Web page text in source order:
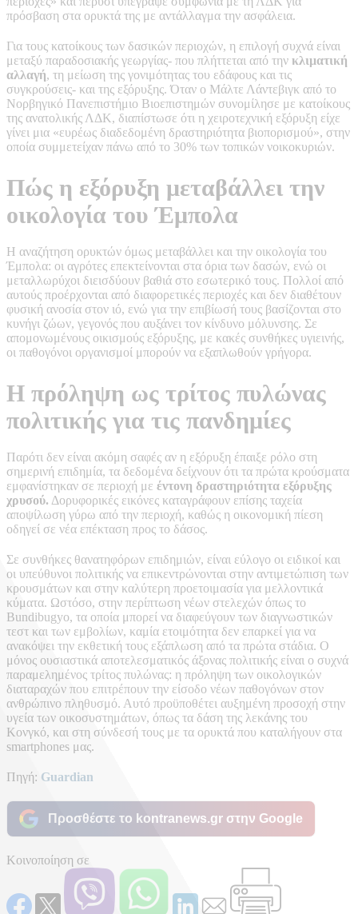
πρόσβαση στα ορυκτά της με αντάλλαγμα την ασφάλεια.
Για τους κατοίκους των δασικών περιοχών, η επιλογή συχνά είναι
μεταξύ παραδοσιακής γεωργίας- που πλήττεται από την κλιματική
αλλαγή, τη μείωση της γονιμότητας του εδάφους και τις
συγκρούσεις- και της εξόρυξης. Όταν ο Μάλτε Λάντεβιγκ από το
Νορβηγικό Πανεπιστήμιο Βιοεπιστημών συνομίλησε με κατοίκους
της ανατολικής ΛΔΚ, διαπίστωσε ότι η χειροτεχνική εξόρυξη είχε
γίνει μια «ευρέως διαδεδομένη δραστηριότητα βιοπορισμού», στην
οποία συμμετείχαν πάνω από το 30% των τοπικών νοικοκυριών.
Πώς η εξόρυξη μεταβάλλει την
οικολογία του Έμπολα
Η αναζήτηση ορυκτών όμως μεταβάλλει και την οικολογία του
Έμπολα: οι αγρότες επεκτείνονται στα όρια των δασών, ενώ οι
μεταλλωρύχοι διεισδύουν βαθιά στο εσωτερικό τους. Πολλοί από
αυτούς προέρχονται από διαφορετικές περιοχές και δεν διαθέτουν
φυσική ανοσία στον ιό, ενώ για την επιβίωσή τους βασίζονται στο
κυνήγι ζώων, γεγονός που αυξάνει τον κίνδυνο μόλυνσης. Σε
απομονωμένους οικισμούς εξόρυξης, με κακές συνθήκες υγιεινής,
οι παθογόνοι οργανισμοί μπορούν να εξαπλωθούν γρήγορα.
Η πρόληψη ως τρίτος πυλώνας
πολιτικής για τις πανδημίες
Παρότι δεν είναι ακόμη σαφές αν η εξόρυξη έπαιξε ρόλο στη
σημερινή επιδημία, τα δεδομένα δείχνουν ότι τα πρώτα κρούσματα
εμφανίστηκαν σε περιοχή με έντονη δραστηριότητα εξόρυξης
χρυσού. Δορυφορικές εικόνες καταγράφουν επίσης ταχεία
αποψίλωση γύρω από την περιοχή, καθώς η οικονομική πίεση
οδηγεί σε νέα επέκταση προς το δάσος.
Σε συνθήκες θανατηφόρων επιδημιών, είναι εύλογο οι ειδικοί και
οι υπεύθυνοι πολιτικής να επικεντρώνονται στην αντιμετώπιση των
κρουσμάτων και στην καλύτερη προετοιμασία για μελλοντικά
κύματα. Ωστόσο, στην περίπτωση νέων στελεχών όπως το
Bundibugyo, τα οποία μπορεί να διαφεύγουν των διαγνωστικών
τεστ και των εμβολίων, καμία ετοιμότητα δεν επαρκεί για να
ανακόψει την εκθετική τους εξάπλωση από τα πρώτα στάδια. Ο
μόνος ουσιαστικά αποτελεσματικός άξονας πολιτικής είναι ο συχνά
παραμελημένος τρίτος πυλώνας: η πρόληψη των οικολογικών
διαταραχών που επιτρέπουν την είσοδο νέων παθογόνων στον
ανθρώπινο πληθυσμό. Αυτό προϋποθέτει αυξημένη προσοχή στην
υγεία των οικοσυστημάτων, όπως τα δάση της λεκάνης του
Κονγκό, και στη σύνδεσή τους με τα ορυκτά που καταλήγουν στα
smartphones μας.
Πηγή: Guardian
Προσθέστε το kontranews.gr στην Google
Κοινοποίηση σε